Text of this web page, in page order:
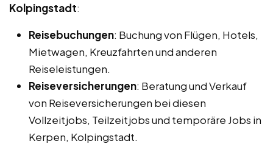
Kolpingstadt:
Reisebuchungen: Buchung von Flügen, Hotels,
Mietwagen, Kreuzfahrten und anderen
Reiseleistungen.
Reiseversicherungen: Beratung und Verkauf
von Reiseversicherungen bei diesen
Vollzeitjobs, Teilzeitjobs und temporäre Jobs in
Kerpen, Kolpingstadt.